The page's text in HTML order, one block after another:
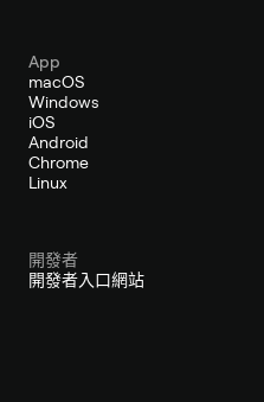
App
macOS
Windows
iOS
Android
Chrome
Linux
開發者
開發者入口網站